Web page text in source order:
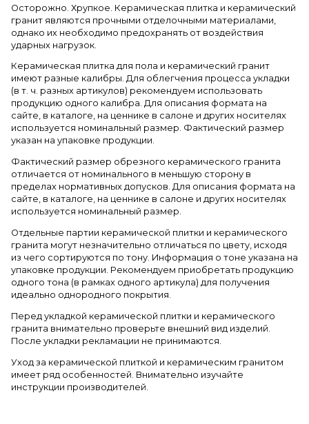
Осторожно. Хрупкое. Керамическая плитка и керамический
гранит являются прочными отделочными материалами,
однако их необходимо предохранять от воздействия
ударных нагрузок.
Керамическая плитка для пола и керамический гранит
имеют разные калибры. Для облегчения процесса укладки
(в т. ч. разных артикулов) рекомендуем использовать
продукцию одного калибра. Для описания формата на
сайте, в каталоге, на ценнике в салоне и других носителях
используется номинальный размер. Фактический размер
указан на упаковке продукции.
Фактический размер обрезного керамического гранита
отличается от номинального в меньшую сторону в
пределах нормативных допусков. Для описания формата на
сайте, в каталоге, на ценнике в салоне и других носителях
используется номинальный размер.
Отдельные партии керамической плитки и керамического
гранита могут незначительно отличаться по цвету, исходя
из чего сортируются по тону. Информация о тоне указана на
упаковке продукции. Рекомендуем приобретать продукцию
одного тона (в рамках одного артикула) для получения
идеально однородного покрытия.
Перед укладкой керамической плитки и керамического
гранита внимательно проверьте внешний вид изделий.
После укладки рекламации не принимаются.
Уход за керамической плиткой и керамическим гранитом
имеет ряд особенностей. Внимательно изучайте
инструкции производителей.